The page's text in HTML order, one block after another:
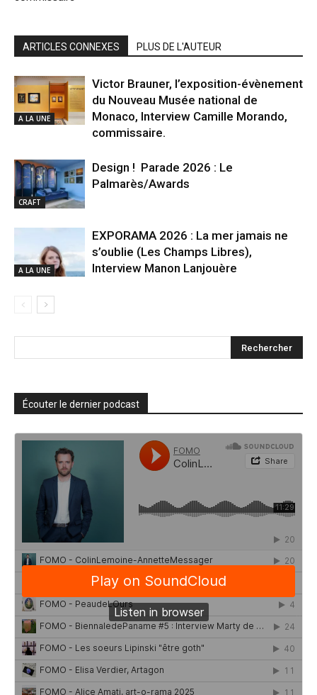
ARTICLES CONNEXES PLUS DE L'AUTEUR
A LA UNE
Victor Brauner, l’exposition-évènement
du Nouveau Musée national de
Monaco, Interview Camille Morando,
commissaire.
CRAFT
Design ! Parade 2026 : Le
Palmarès/Awards
A LA UNE
EXPORAMA 2026 : La mer jamais ne
s’oublie (Les Champs Libres),
Interview Manon Lanjouère
Écouter le dernier podcast